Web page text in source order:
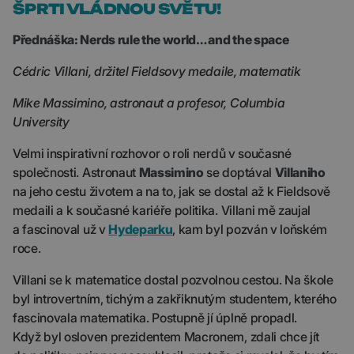
ŠPRTI VLÁDNOU SVĚTU!
Přednáška: Nerds rule the world… and the space
Cédric Villani, držitel Fieldsovy medaile, matematik
Mike Massimino, astronaut a profesor, Columbia
University
Velmi inspirativní rozhovor o roli nerdů v současné
společnosti. Astronaut Massimino se doptával Villaniho
na jeho cestu životem a na to, jak se dostal až k Fieldsově
medaili a k současné kariéře politika. Villani mě zaujal
a fascinoval už v Hydeparku, kam byl pozván v loňském
roce.
Villani se k matematice dostal pozvolnou cestou. Na škole
byl introvertním, tichým a zakřiknutým studentem, kterého
fascinovala matematika. Postupně jí úplně propadl.
Když byl osloven prezidentem Macronem, zdali chce jít